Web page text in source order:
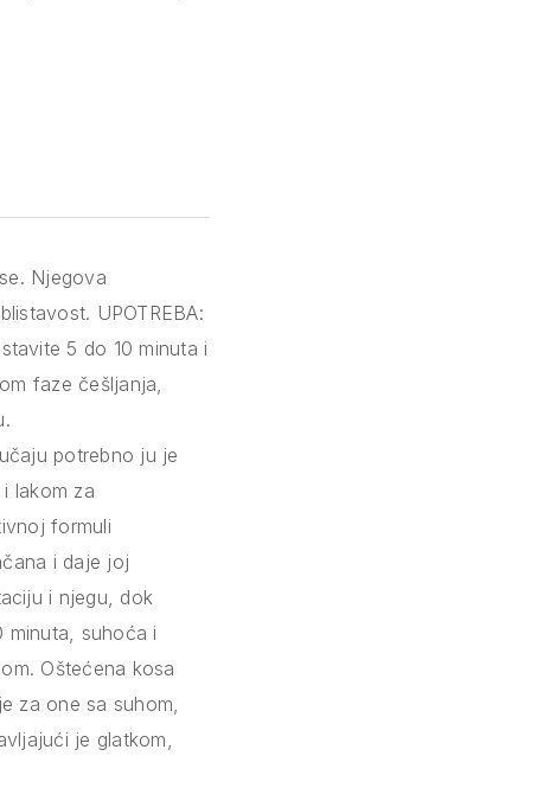
Njegova
UPOTREBA:
5 do 10 minuta i
faze češljanja,
potrebno ju je
lakom za
formuli
i daje joj
i njegu, dok
minuta, suhoća i
Oštećena kosa
za one sa suhom,
je glatkom,